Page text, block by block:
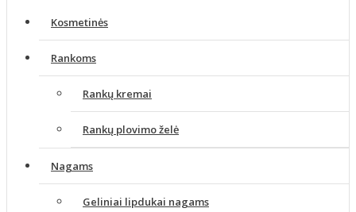
Kosmetinės
Rankoms
Rankų kremai
Rankų plovimo želė
Nagams
Geliniai lipdukai nagams